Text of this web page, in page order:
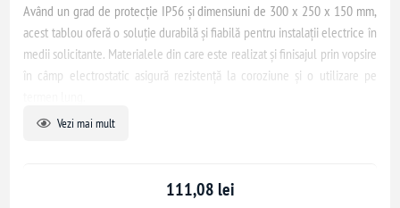
Având un grad de protecție IP56 și dimensiuni de 300 x 250 x 150 mm,
acest tablou oferă o soluție durabilă și fiabilă pentru instalații electrice în
medii solicitante. Materialele din care este realizat și finisajul prin vopsire
în câmp electrostatic asigură rezistență la coroziune și o utilizare pe
Echipat cu contrapanou, tabloul permite fixarea facilă a componentelor
sau stânga, în funcție de necesitățile utilizatorului.
Vezi mai mult
111,08 lei